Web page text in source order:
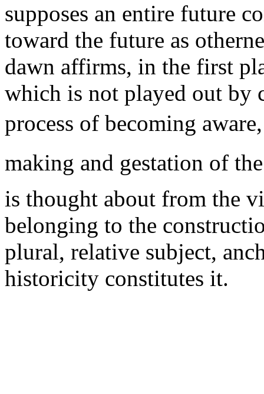
supposes an entire future
toward the future as
dawn affirms, in the first
which is not played out by
process of becoming
making and gestation of
is thought about from the
belonging to the
plural, relative subject,
historicity constitutes it.